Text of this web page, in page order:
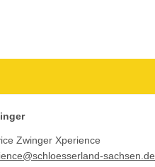
Zwinger Xperience
sachsen.de